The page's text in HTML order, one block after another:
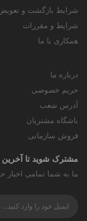
شرایط بازگشت و تعویض
شرایط و مقررات
همکاری با ما
درباره ما
حریم خصوصی
آدرس شعب
باشگاه مشتریان
فروش سازمانی
مشترک شوید تا آخرین
ما به شما تمامی اخبار